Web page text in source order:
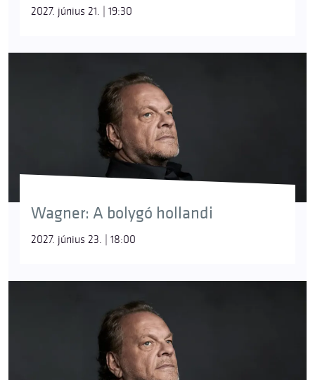
2027. június 21. | 19:30
Wagner: A bolygó hollandi
2027. június 23. | 18:00